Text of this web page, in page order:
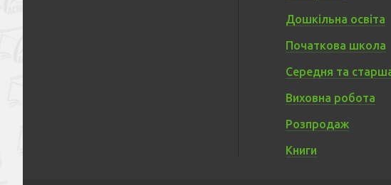
Дошкільна освіта
Початкова школа
Середня та
Виховна робота
Розпродаж
Книги